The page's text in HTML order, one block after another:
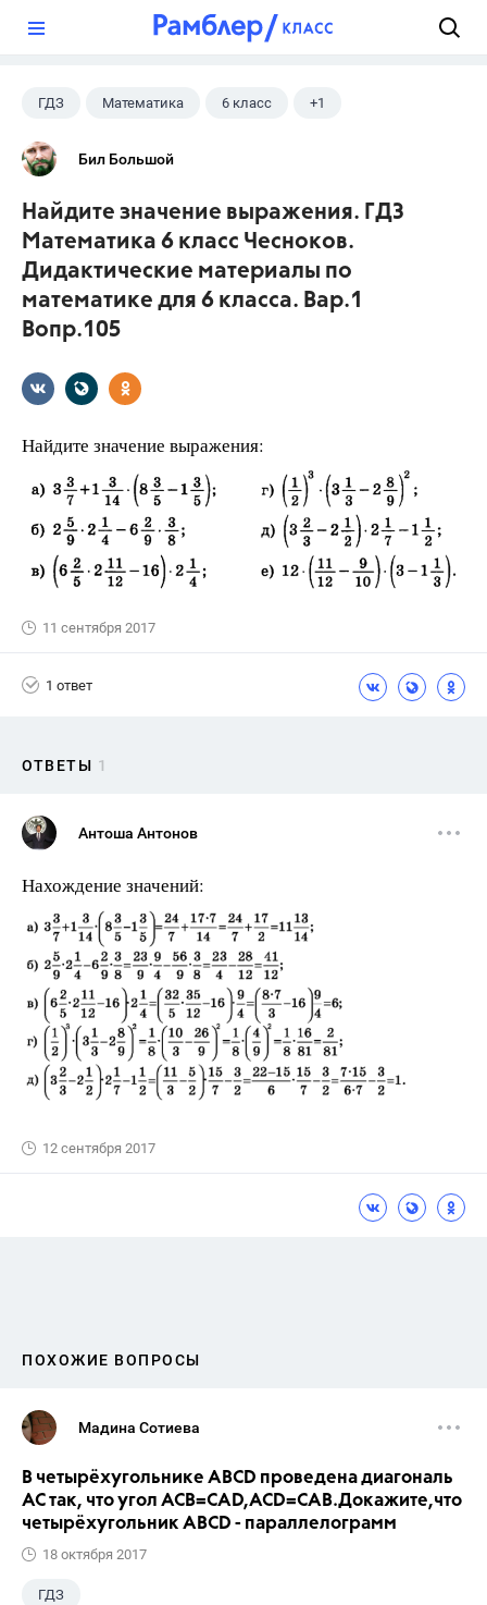
ГДЗ Математика 6 класс +1
Чесноков А.С.
Бил Большой
Найдите значение выражения. ГДЗ
Математика 6 класс Чесноков.
Дидактические материалы по
математике для 6 класса. Вар.1
Вопр.105
Найдите значение выражения:
11 сентября 2017
1 ответ
ОТВЕТЫ 1
Антоша Антонов
Нахождение значений:
12 сентября 2017
ПОХОЖИЕ ВОПРОСЫ
Мадина Сотиева
В четырёхугольнике ABCD проведена диагональ
AC так, что угол ACB=CAD,ACD=CAB.Докажите,что
четырёхугольник ABCD - параллелограмм
18 октября 2017
ГДЗ